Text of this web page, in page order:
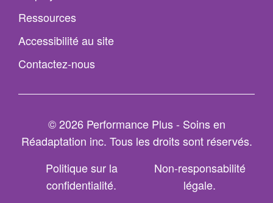
Ressources
Accessibilité au site
Contactez-nous
© 2026 Performance Plus - Soins en
Réadaptation inc. Tous les droits sont réservés.
Politique sur la
confidentialité
Non-responsabilité
légale